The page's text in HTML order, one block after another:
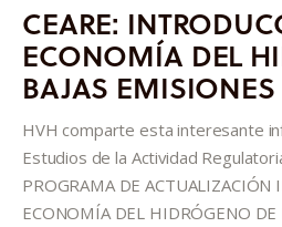
CEARE:
ECONOMÍA DEL
BAJAS
HVH comparte esta interesante
Estudios de la Actividad
PROGRAMA DE ACTUALIZACIÓN
ECONOMÍA DEL HIDRÓGENO DE